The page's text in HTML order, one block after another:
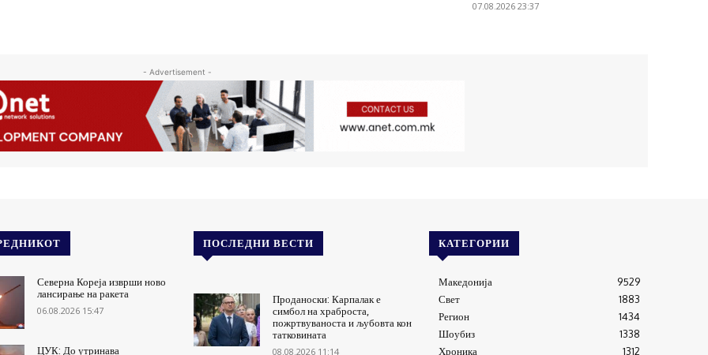
07.08.2026 23:37
- Advertisement -
Северна Кореја изврши ново
лансирање на ракета
06.08.2026 15:47
ЦУК: До утринава
ПОСЛЕДНИ ВЕСТИ
Проданоски: Карпалак е
симбол на храброста,
пожртвуваноста и љубовта кон
татковината
08.08.2026 11:14
КАТЕГОРИИ
Македонија
9529
Свет
1883
Регион
1434
Шоубиз
1338
Хроника
1312